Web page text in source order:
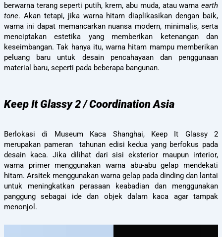
berwarna terang seperti putih, krem, abu muda, atau warnaearth
tone. Akan tetapi, jika warna hitam diaplikasikan dengan baik,
warna ini dapat memancarkan nuansa modern, minimalis, serta
menciptakan estetika yang memberikan ketenangan dan
keseimbangan. Tak hanya itu, warna hitam mampu memberikan
peluang baru untuk desain pencahayaan dan penggunaan
material baru, seperti pada beberapa bangunan.
Keep It Glassy 2 / Coordination Asia
Berlokasi di Museum Kaca Shanghai, Keep It Glassy 2
merupakan pameran tahunan edisi kedua yang berfokus pada
desain kaca. Jika dilihat dari sisi eksterior maupun interior,
warna primer menggunakan warna abu-abu gelap mendekati
hitam. Arsitek menggunakan warna gelap pada dinding dan lantai
untuk meningkatkan perasaan keabadian dan menggunakan
panggung sebagai ide dan objek dalam kaca agar tampak
menonjol.